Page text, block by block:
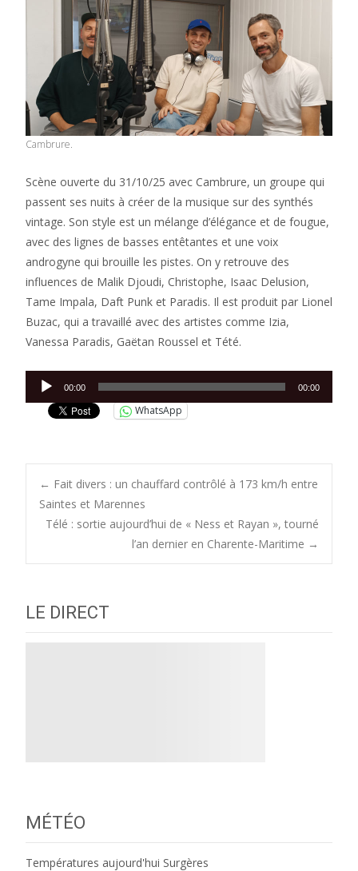
Cambrure.
Scène ouverte du 31/10/25 avec Cambrure, un groupe qui
passent ses nuits à créer de la musique sur des synthés
vintage. Son style est un mélange d’élégance et de fougue,
avec des lignes de basses entêtantes et une voix
androgyne qui brouille les pistes. On y retrouve des
influences de Malik Djoudi, Christophe, Isaac Delusion,
Tame Impala, Daft Punk et Paradis. Il est produit par Lionel
Buzac, qui a travaillé avec des artistes comme Izia,
Vanessa Paradis, Gaëtan Roussel et Tété.
Lecteur
audio
00:00 00:00
WhatsApp
Post
navigation
← Fait divers : un chauffard contrôlé à 173 km/h entre
Saintes et Marennes
Télé : sortie aujourd’hui de « Ness et Rayan », tourné
l’an dernier en Charente-Maritime →
LE DIRECT
MÉTÉO
Températures aujourd'hui Surgères